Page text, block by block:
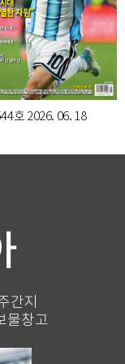
호 2026. 06. 18
간지
물창고